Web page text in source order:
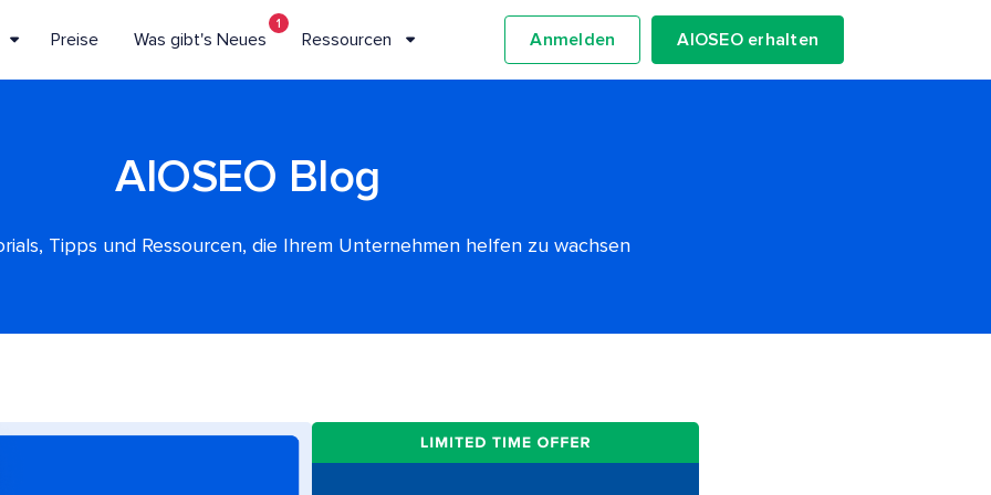
Preise Was gibt's Neues
1
Ressourcen Anmelden AIOSEO erhalten
AIOSEO Blog
Tipps und Ressourcen, die Ihrem Unternehmen helfen zu wachsen